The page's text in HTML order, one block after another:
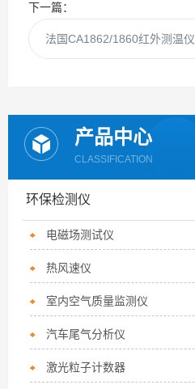
下一篇：
法国CA1862/1860红外测温仪
产品中心
CLASSIFICATION
环保检测仪
电磁场测试仪
热风速仪
室内空气质量监测仪
汽车尾气分析仪
激光粒子计数器